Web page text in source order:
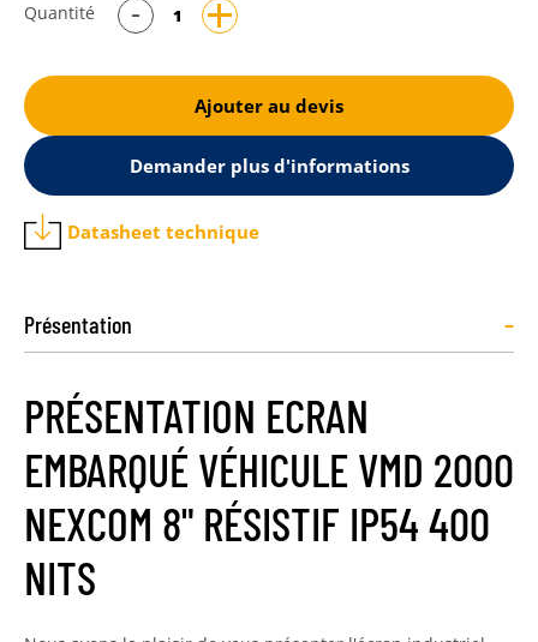
Quantité
Ajouter au devis
Demander plus d'informations
Datasheet technique
Présentation -
PRÉSENTATION ECRAN
EMBARQUÉ VÉHICULE VMD 2000
NEXCOM 8" RÉSISTIF IP54 400
NITS